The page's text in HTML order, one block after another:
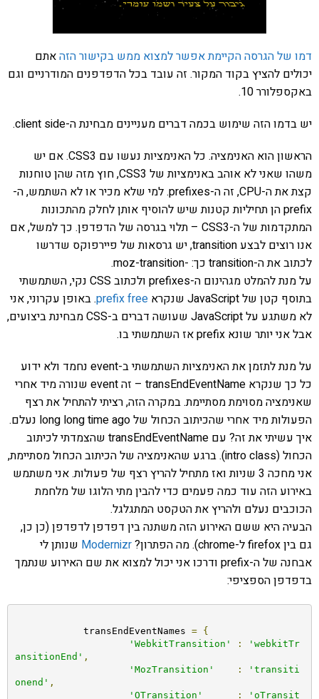
דמו של הגרסה הקיימת אפשר למצוא ממש בקישור הזהאתם
יכולים להציץ בקוד המקור. זה עובד בכל הדפדפנים המודרניים וגם
באקספלורר 10.
יש בדמו הזה שימוש בכמה דברים מעניינים מבחינת ה-client side.
הראשון הוא האנימציה. כל האנימציות נעשו עם CSS3. אם יש
משהו שאני לא אוהב באנימציות של CSS3, חוץ מזה שהן טוחנות
קצת את ה-CPU, זה ה-prefixes. למי שלא מכיר או לא השתמש, ה-
prefix הן תחיליות קטנות שיש להוסיף אותן לחלק מהתכונות
המתקדמות של ה-CSS3 – תלוי בגרסה של הדפדפן. כך למשל, אם
אנו רוצים לבצע transition, יש גרסאות של פיירפוקס שדרשו
לכתוב את ה-transition כך: -moz-transition.
על מנת להמלט מגהינום ה-prefixes ולכתוב CSS נקי, השתמשתי
בתוסף קטן של JavaScript שנקרא
prefix free. באופן עקרוני, אני
לא משתגע על JavaScript שעושה דברים ב-CSS מבחינת ביצועים,
אבל אני יותר שונא prefix אז השתמשתי בו.
על מנת לתזמן את האנימציות השתמשתי ב-event נחמד ולא ידוע
כל כך שנקרא transEndEventName – זה event שנורה מיד אחרי
שאנימציה מסוימת מסתיימת. במקרה הזה, רציתי להתחיל את רצף
הפעולות מיד אחרי שהכיתוב הכחול של long long time ago נעלם.
איך עשיתי את זה? עם transEndEventName שהצמדתי לכיתוב
הכחול (intro class). ברגע שהאנימציה של הכיתוב הכחול מסתיימת,
אני מחכה 3 שניות ואז מתחיל להריץ רצף של פעולות. אני משתמש
באירוע הזה עוד כמה פעמים כדי להבין מתי הלוגו של מלחמת
הכוכבים נעלם ולהריץ את הטקסט המתגלגל.
הבעיה היא ששם האירוע הזה משתנה בין דפדפן לדפדפן (כן כן,
גם בין firefox ל-chrome). מה הפתרון?
Modernizr שנותן לי
אבחנה של ה-prefix ודרכו אני יכול למצוא את שם האירוע שנתמך
בדפדפן הספציפי:
	    transEndEventNames
=
{
'WebkitTransition'
:
'webkitTr
ansitionEnd' ,
'MozTransition'
:
'transiti
onend' ,
'OTransition'
:
'oTransit